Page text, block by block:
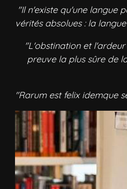
"Il n'existe qu'une langue
vérités absolues : la
"L'obstination et
preuve la plus sûre de
"Rarum est felix idemque